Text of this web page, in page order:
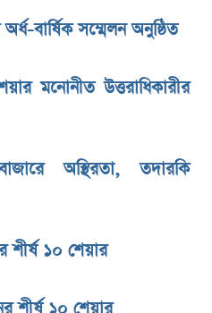
বার্ষিক সম্মেলন অনুষ্ঠিত
মনোনীত উত্তরাধিকারীর
অস্থিরতা, তদারকি
১০ শেয়ার